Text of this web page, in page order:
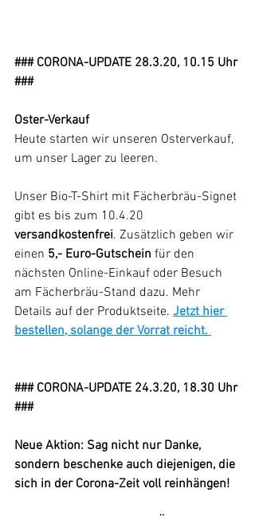
### CORONA-UPDATE 28.3.20, 10.15 Uhr
###
Oster-Verkauf
Heute starten wir unseren Osterverkauf,
um unser Lager zu leeren.
Unser Bio-T-Shirt mit Fächerbräu-Signet
gibt es bis zum 10.4.20
versandkostenfrei. Zusätzlich geben wir
einen 5,- Euro-Gutschein für den
nächsten Online-Einkauf oder Besuch
am Fächerbräu-Stand dazu. Mehr
Details auf der Produktseite. Jetzt hier
bestellen, solange der Vorrat reicht.
### CORONA-UPDATE 24.3.20, 18.30 Uhr
###
Neue Aktion: Sag nicht nur Danke,
sondern beschenke auch diejenigen, die
sich in der Corona-Zeit voll reinhängen!